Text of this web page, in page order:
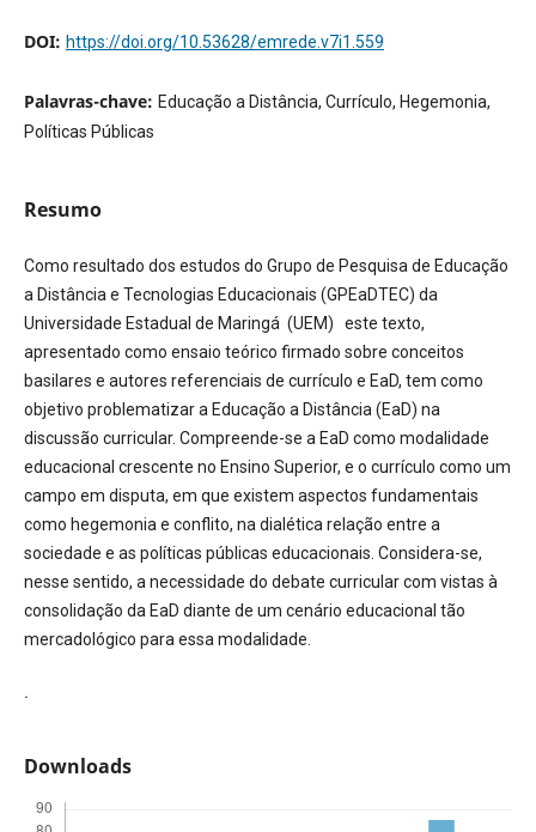
DOI: https://doi.org/10.53628/emrede.v7i1.559
Palavras-chave: Educação a Distância, Currículo, Hegemonia,
Políticas Públicas
Resumo
Como resultado dos estudos do Grupo de Pesquisa de Educação
a Distância e Tecnologias Educacionais (GPEaDTEC) da
Universidade Estadual de Maringá (UEM) este texto,
apresentado como ensaio teórico firmado sobre conceitos
basilares e autores referenciais de currículo e EaD, tem como
objetivo problematizar a Educação a Distância (EaD) na
discussão curricular. Compreende-se a EaD como modalidade
educacional crescente no Ensino Superior, e o currículo como um
campo em disputa, em que existem aspectos fundamentais
como hegemonia e conflito, na dialética relação entre a
sociedade e as políticas públicas educacionais. Considera-se,
nesse sentido, a necessidade do debate curricular com vistas à
consolidação da EaD diante de um cenário educacional tão
mercadológico para essa modalidade.
.
Downloads